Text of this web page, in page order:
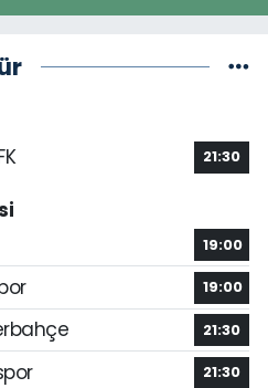
21:30
19:00
19:00
21:30
21:30